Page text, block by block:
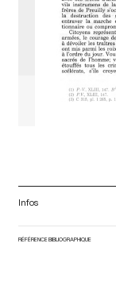
Infos
RÉFÉRENCE BIBLIOGRAPHIQUE